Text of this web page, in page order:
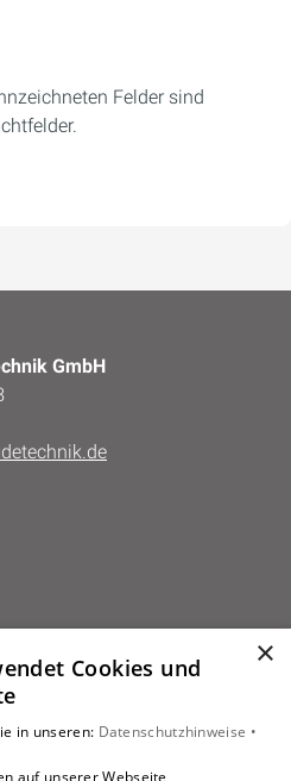
Felder sind
GmbH
×
Cookies und
in unseren: Datenschutzhinweise •
auf unserer Webseite